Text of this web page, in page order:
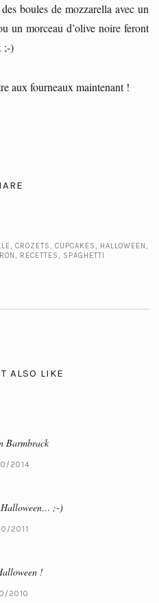
boules de mozzarella avec un
un morceau d’olive noire feront
;-)
aux fourneaux maintenant !
, CROZETS, CUPCAKES, HALLOWEEN,
, RECETTES, SPAGHETTI
ALSO LIKE
Barmbrack
2014
;-)
2011
!
2010